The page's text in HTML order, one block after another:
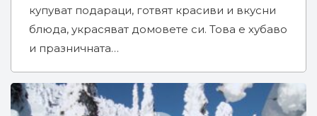
купуват подараци, готвят красиви и вкусни
блюда, украсяват домовете си. Това е хубаво
и празничната…